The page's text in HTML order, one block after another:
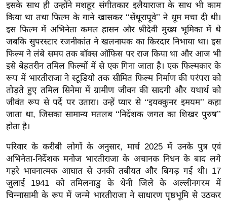
ऑ
टो
व
र्ल्ड
न्यू
ज
ब्री
फ
म
नो
रं
ज
न
ज
ग
इसके साथ ही उन्होंने मशहूर संगीतकार इलैयाराजा के साथ भी काम
किया था तथा फिल्म के गाने खासकर ‘‘सेंथूरापूवे’’ ने धूम मचा दी थी।
इस फिल्म में अभिनेता कमल हासन और श्रीदेवी मुख्य भूमिका में थे
जबकि सुपरस्टार रजनीकांत ने खलनायक का किरदार निभाया था। इस
फिल्म ने लंबे समय तक बॉक्स ऑफिस पर राज किया था और आज भी
इसे बेहतरीन तमिल फिल्मों में से एक गिना जाता है। एक फिल्मकार के
रूप में भारतीराजा ने स्टूडियो तक सीमित फिल्म निर्माण की परंपरा को
तोड़ते हुए तमिल सिनेमा में ग्रामीण जीवन की सादगी और यथार्थ को
जीवंत रूप से पर्दे पर उतारा। उन्हें प्यार से ‘‘इयक्कुनर इमयम’’ कहा
जाता था, जिसका सामान्य मतलब ‘‘निर्देशक जगत का शिखर पुरुष’’
होता है।
परिवार के करीबी लोगों के अनुसार, मार्च 2025 में उनके पुत्र एवं
अभिनेता-निर्देशक मनोज भारतीराजा के अचानक निधन के बाद लगे
गहरे भावनात्मक आघात से उनकी तबीयत और बिगड़ गई थी। 17
जुलाई 1941 को तमिलनाडु के थेनी जिले के अल्लीनगरम में
चिन्नासामी के रूप में जन्मे भारतीराजा ने साधारण पृष्ठभूमि से उठकर